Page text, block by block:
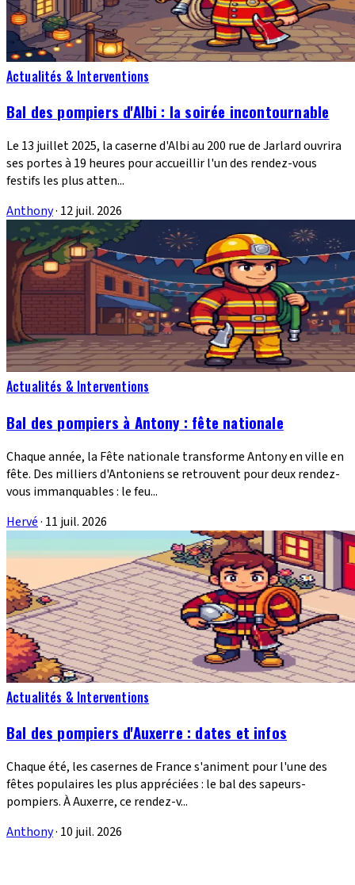
Actualités & Interventions
Bal des pompiers d'Albi : la soirée incontournable
Le 13 juillet 2025, la caserne d'Albi au 200 rue de Jarlard ouvrira
ses portes à 19 heures pour accueillir l'un des rendez-vous
festifs les plus atten...
Anthony· 12 juil. 2026
Actualités & Interventions
Bal des pompiers à Antony : fête nationale
Chaque année, la Fête nationale transforme Antony en ville en
fête. Des milliers d'Antoniens se retrouvent pour deux rendez-
vous immanquables : le feu...
Hervé· 11 juil. 2026
Actualités & Interventions
Bal des pompiers d'Auxerre : dates et infos
Chaque été, les casernes de France s'animent pour l'une des
fêtes populaires les plus appréciées : le bal des sapeurs-
pompiers. À Auxerre, ce rendez-v...
Anthony· 10 juil. 2026